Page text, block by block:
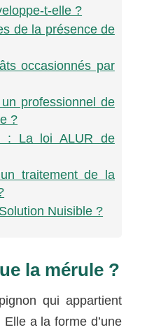
t-elle ?
de la présence de
occasionnés par
professionnel de
?
: La loi ALUR de
traitement de la
Nuisible ?
la mérule ?
qui appartient
a la forme d’une